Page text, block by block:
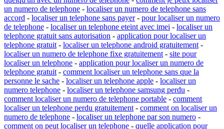
un numero de telephone - localiser un numero de telephone sans
accord - localiser un telephone sans payer- pour localiser un numero
de telephone - localiser un telephone eteint avec imei - localiser un
telephone gratuit sans autorisation - application pour localiser un
telephone gratuit - localiser un telephone android gratuitement -
localiser un numero de telephone fixe gratuitement - site pour
localiser un telephone - application pour localiser un numero de
telephone gratuit - comment localiser un telephone sans que la
personne le sache - localiser un telephone apple - localiser un
numero telephone - localiser un telephone samsung perdu -
comment localiser un numero de telephone portable - comment
localiser un telephone perdu gratuitement - comment on localiser un
numero de telephone - localiser un telephone par son numero -
comment on peut localiser un telephone - quelle application pour